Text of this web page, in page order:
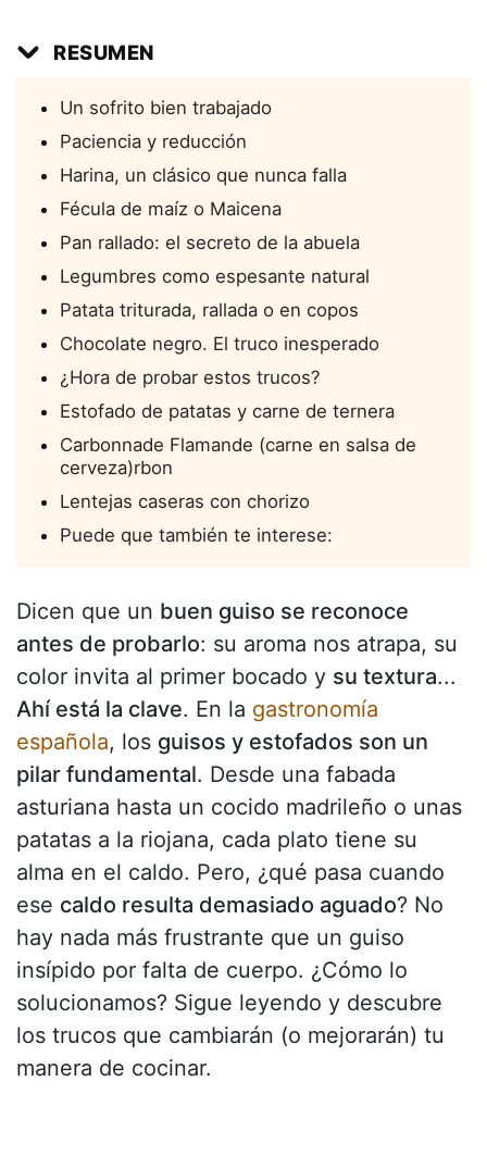
RESUMEN
Un sofrito bien trabajado
Paciencia y reducción
Harina, un clásico que nunca falla
Fécula de maíz o Maicena
Pan rallado: el secreto de la abuela
Legumbres como espesante natural
Patata triturada, rallada o en copos
Chocolate negro. El truco inesperado
¿Hora de probar estos trucos?
Estofado de patatas y carne de ternera
Carbonnade Flamande (carne en salsa de
cerveza)rbon
Lentejas caseras con chorizo
Puede que también te interese:
Dicen que un buen guiso se reconoce
antes de probarlo: su aroma nos atrapa, su
color invita al primer bocado y su textura...
Ahí está la clave. En la gastronomía
española, los guisos y estofados son un
pilar fundamental. Desde una fabada
asturiana hasta un cocido madrileño o unas
patatas a la riojana, cada plato tiene su
alma en el caldo. Pero, ¿qué pasa cuando
ese caldo resulta demasiado aguado? No
hay nada más frustrante que un guiso
insípido por falta de cuerpo. ¿Cómo lo
solucionamos? Sigue leyendo y descubre
los trucos que cambiarán (o mejorarán) tu
manera de cocinar.